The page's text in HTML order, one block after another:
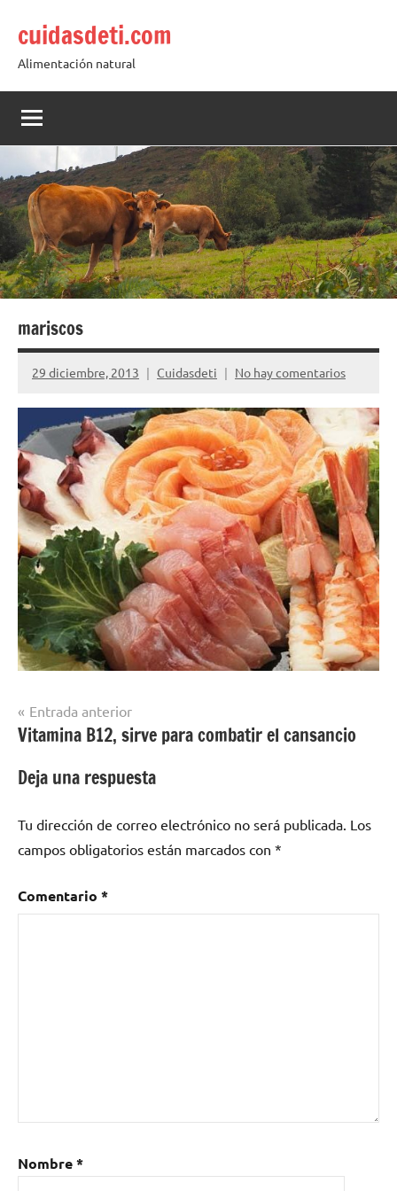
contenido
cuidasdeti.com
Alimentación natural
mariscos
29 diciembre, 2013 Cuidasdeti No hay comentarios
Navegación
de
entradas
Entrada anterior
Vitamina B12, sirve para combatir el cansancio
Deja una respuesta
Tu dirección de correo electrónico no será publicada. Los
campos obligatorios están marcados con *
Comentario *
Nombre*